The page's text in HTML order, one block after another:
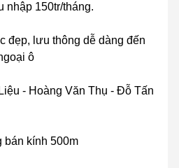
nhập 150tr/tháng.
đẹp, lưu thông dễ dàng đến
ô
- Hoàng Văn Thụ - Đỗ Tấn
bán kính 500m